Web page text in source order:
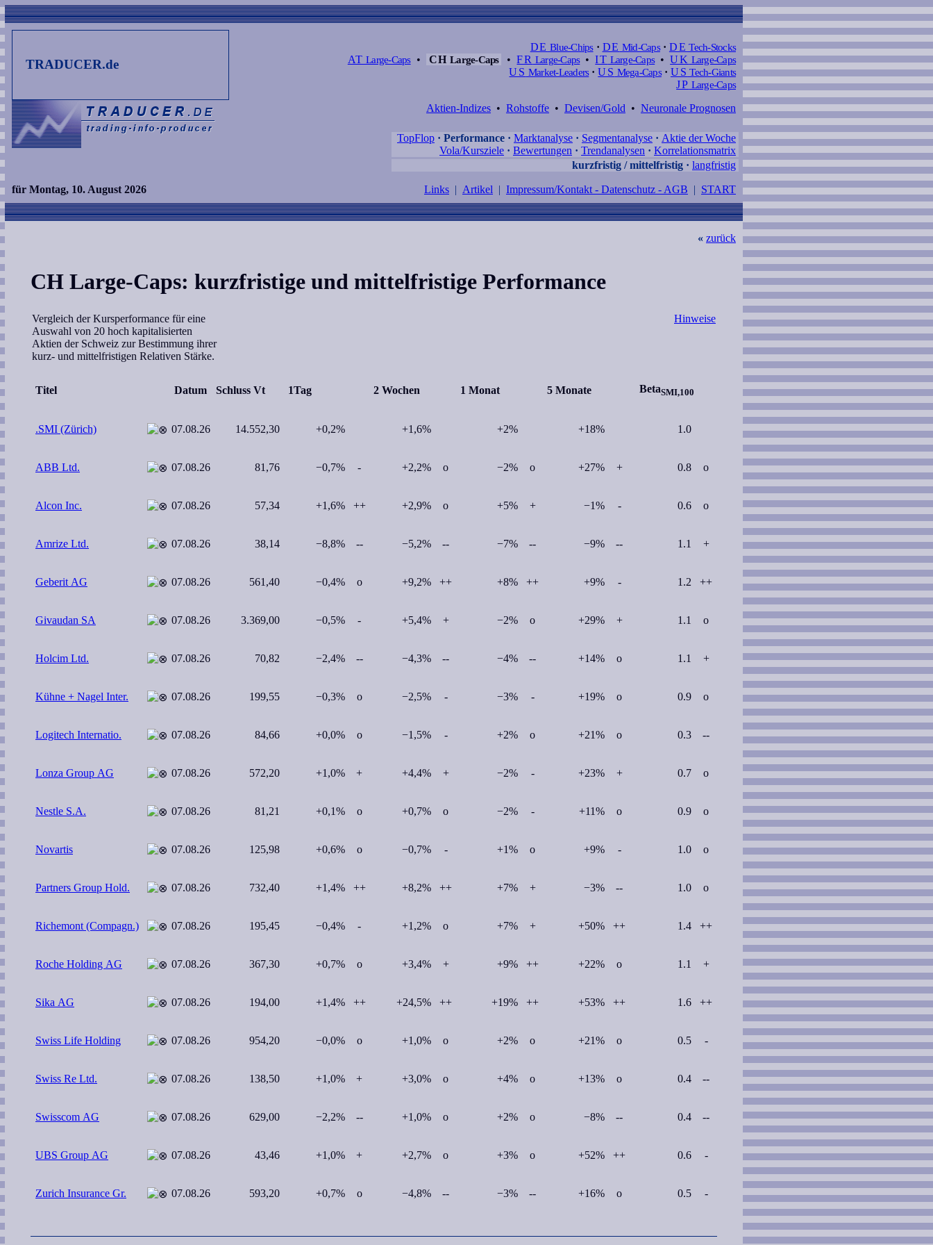
TRADUCER.de
DE Blue-Chips · DE Mid-Caps · DE Tech-Stocks
AT Large-Caps• CH Large-Caps •FR Large-Caps•IT Large-Caps•UK Large-Caps
US Market-Leaders · US Mega-Caps · US Tech-Giants
JP Large-Caps
Aktien-Indizes • Rohstoffe • Devisen/Gold • Neuronale Prognosen
TopFlop · Performance · Marktanalyse · Segmentanalyse · Aktie der Woche
Vola/Kursziele · Bewertungen · Trendanalysen · Korrelationsmatrix
kurzfristig / mittelfristig · langfristig
« zurück
für Montag, 10. August 2026 Links | Artikel | Impressum/Kontakt - Datenschutz - AGB | START
CH Large-Caps: kurzfristige und mittelfristige Performance
Vergleich der Kursperformance für eine
Auswahl von 20 hoch kapitalisierten
Aktien der Schweiz zur Bestimmung ihrer
kurz- und mittelfristigen Relativen Stärke.
Hinweise
Titel Datum Schluss Vt 1Tag 2 Wochen 1 Monat 5 Monate BetaSMI,100
.SMI (Zürich) 07.08.26 14.552,30 +0,2% +1,6% +2% +18% 1.0
ABB Ltd. 07.08.26 81,76 −0,7% - +2,2% o −2% o +27% + 0.8 o
Alcon Inc. 07.08.26 57,34 +1,6% ++ +2,9% o +5% + −1% - 0.6 o
Amrize Ltd. 07.08.26 38,14 −8,8% -- −5,2% -- −7% -- −9% -- 1.1 +
Geberit AG 07.08.26 561,40 −0,4% o +9,2% ++ +8% ++ +9% - 1.2 ++
Givaudan SA 07.08.26 3.369,00 −0,5% - +5,4% + −2% o +29% + 1.1 o
Holcim Ltd. 07.08.26 70,82 −2,4% -- −4,3% -- −4% -- +14% o 1.1 +
Kühne + Nagel Inter. 07.08.26 199,55 −0,3% o −2,5% - −3% - +19% o 0.9 o
Logitech Internatio. 07.08.26 84,66 +0,0% o −1,5% - +2% o +21% o 0.3 --
Lonza Group AG 07.08.26 572,20 +1,0% + +4,4% + −2% - +23% + 0.7 o
Nestle S.A. 07.08.26 81,21 +0,1% o +0,7% o −2% - +11% o 0.9 o
Novartis 07.08.26 125,98 +0,6% o −0,7% - +1% o +9% - 1.0 o
Partners Group Hold. 07.08.26 732,40 +1,4% ++ +8,2% ++ +7% + −3% -- 1.0 o
Richemont (Compagn.) 07.08.26 195,45 −0,4% - +1,2% o +7% + +50% ++ 1.4 ++
Roche Holding AG 07.08.26 367,30 +0,7% o +3,4% + +9% ++ +22% o 1.1 +
Sika AG 07.08.26 194,00 +1,4% ++ +24,5% ++ +19% ++ +53% ++ 1.6 ++
Swiss Life Holding 07.08.26 954,20 −0,0% o +1,0% o +2% o +21% o 0.5 -
Swiss Re Ltd. 07.08.26 138,50 +1,0% + +3,0% o +4% o +13% o 0.4 --
Swisscom AG 07.08.26 629,00 −2,2% -- +1,0% o +2% o −8% -- 0.4 --
UBS Group AG 07.08.26 43,46 +1,0% + +2,7% o +3% o +52% ++ 0.6 -
Zurich Insurance Gr. 07.08.26 593,20 +0,7% o −4,8% -- −3% -- +16% o 0.5 -